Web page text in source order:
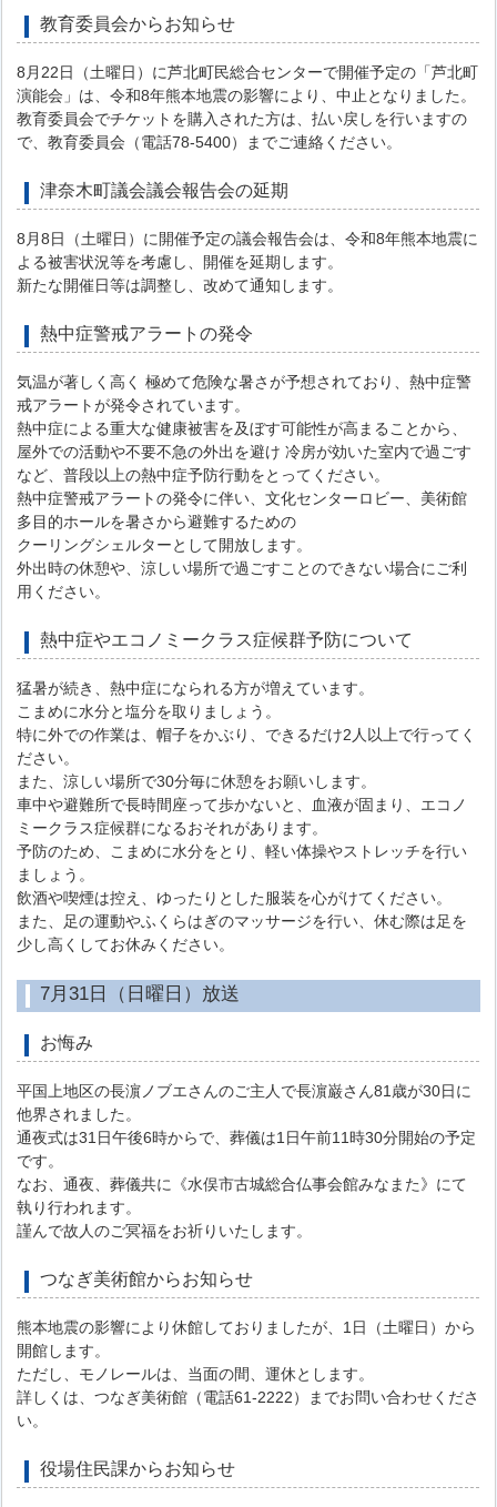
教育委員会からお知らせ
8月22日（土曜日）に芦北町民総合センターで開催予定の「芦北町
演能会」は、令和8年熊本地震の影響により、中止となりました。
教育委員会でチケットを購入された方は、払い戻しを行いますの
で、教育委員会（電話78-5400）までご連絡ください。
津奈木町議会議会報告会の延期
8月8日（土曜日）に開催予定の議会報告会は、令和8年熊本地震に
よる被害状況等を考慮し、開催を延期します。
新たな開催日等は調整し、改めて通知します。
熱中症警戒アラートの発令
気温が著しく高く 極めて危険な暑さが予想されており、熱中症警
戒アラートが発令されています。
熱中症による重大な健康被害を及ぼす可能性が高まることから、
屋外での活動や不要不急の外出を避け 冷房が効いた室内で過ごす
など、普段以上の熱中症予防行動をとってください。
熱中症警戒アラートの発令に伴い、文化センターロビー、美術館
多目的ホールを暑さから避難するための
クーリングシェルターとして開放します。
外出時の休憩や、涼しい場所で過ごすことのできない場合にご利
用ください。
熱中症やエコノミークラス症候群予防について
猛暑が続き、熱中症になられる方が増えています。
こまめに水分と塩分を取りましょう。
特に外での作業は、帽子をかぶり、できるだけ2人以上で行ってく
ださい。
また、涼しい場所で30分毎に休憩をお願いします。
車中や避難所で長時間座って歩かないと、血液が固まり、エコノ
ミークラス症候群になるおそれがあります。
予防のため、こまめに水分をとり、軽い体操やストレッチを行い
ましょう。
飲酒や喫煙は控え、ゆったりとした服装を心がけてください。
また、足の運動やふくらはぎのマッサージを行い、休む際は足を
少し高くしてお休みください。
7月31日（日曜日）放送
お悔み
平国上地区の長濵ノブエさんのご主人で長濵巌さん81歳が30日に
他界されました。
通夜式は31日午後6時からで、葬儀は1日午前11時30分開始の予定
です。
なお、通夜、葬儀共に《水俣市古城総合仏事会館みなまた》にて
執り行われます。
謹んで故人のご冥福をお祈りいたします。
つなぎ美術館からお知らせ
熊本地震の影響により休館しておりましたが、1日（土曜日）から
開館します。
ただし、モノレールは、当面の間、運休とします。
詳しくは、つなぎ美術館（電話61-2222）までお問い合わせくださ
い。
役場住民課からお知らせ